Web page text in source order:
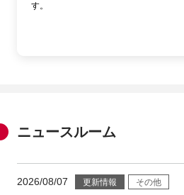
す。
ニュースルーム
2026/08/07 更新情報 その他